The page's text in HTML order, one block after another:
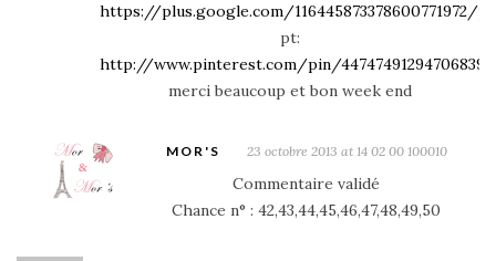
https://plus.google.com/116445873378600771972/
pt:
http://www.pinterest.com/pin/
merci beaucoup et bon week end
MOR'S 23 octobre 2013 at 14 02 00 100010
Commentaire validé
Chance n° : 42,43,44,45,46,47,48,49,50